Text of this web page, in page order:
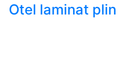
Otel laminat plin